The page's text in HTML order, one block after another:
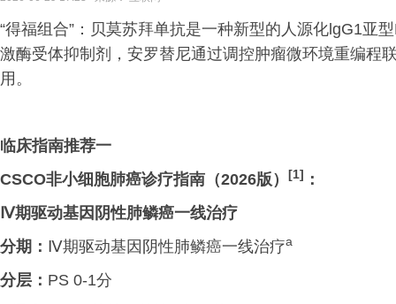
“得福组合”：贝莫苏拜单抗是一种新型的人源化lgG1亚
激酶受体抑制剂，安罗替尼通过调控肿瘤微环境重编程
用。
临床指南推荐一
CSCO非小细胞肺癌诊疗指南（2026版）
[1]
：
Ⅳ期驱动基因阴性肺鳞癌一线治疗
分期： Ⅳ期驱动基因阴性肺鳞癌一线治疗a
分层： PS 0-1分